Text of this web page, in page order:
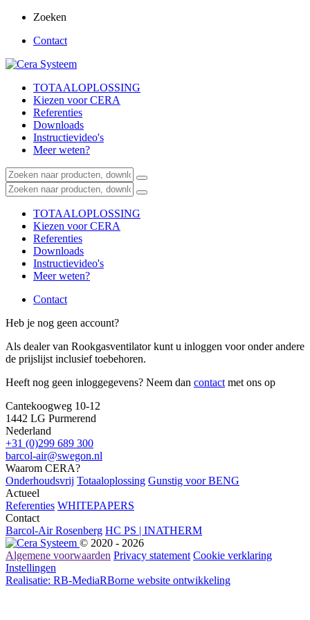
Zoeken
Contact
TOTAALOPLOSSING
Kiezen voor CERA
Referenties
Downloads
Instructievideo's
Meer weten?
TOTAALOPLOSSING
Kiezen voor CERA
Referenties
Downloads
Instructievideo's
Meer weten?
Contact
Heb je nog geen account?
Als dealer van Rookgasventilator kunt u inloggen voor onder andere
de prijslijst inclusief toebehoren.
Heeft nog geen inloggegevens? Neem dan contact met ons op
Cantekoogweg 10-12
1442 LG Purmerend
Nederland
+31 (0)299 689 300
barcol-air@swegon.nl
Waarom CERA?
Onderhoudsvrij Totaaloplossing Gunstig voor BENG
Actueel
Referenties WHITEPAPERS
Contact
Barcol-AirRosenberg HC PS | INATHERM
© 2020 - 2026
Algemene voorwaarden Privacy statement Cookie verklaring
Instellingen
Realisatie: RB-MediaRBorne website ontwikkeling